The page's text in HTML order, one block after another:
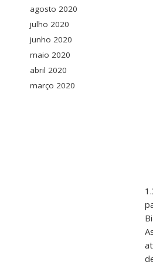
agosto 2020
julho 2020
junho 2020
maio 2020
abril 2020
março 2020